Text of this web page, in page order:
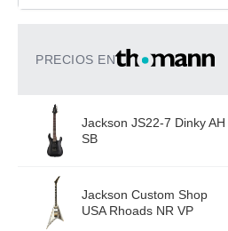
PRECIOS EN
Jackson JS22-7 Dinky AH
SB
Jackson Custom Shop
USA Rhoads NR VP